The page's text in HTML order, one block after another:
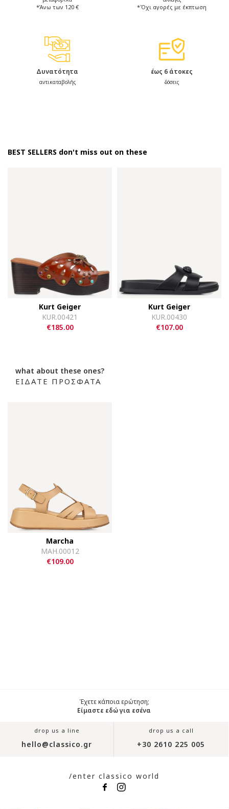
*Άνω των 120 € *Όχι αγορές με έκπτωση
Δυνατότητα
αντικαταβολής
έως 6 άτοκες
δόσεις
BEST SELLERS don't miss out on these
Kurt Geiger
KUR.00421
€185.00
Kurt Geiger
KUR.00430
€107.00
what about these ones?
ΕΙΔΑΤΕ ΠΡΟΣΦΑΤΑ
Marcha
MAH.00012
€109.00
Έχετε κάποια ερώτηση;
Είμαστε εδώ για εσένα
drop us a line
hello@classico.gr
drop us a call
+30 2610 225 005
/enter classico world